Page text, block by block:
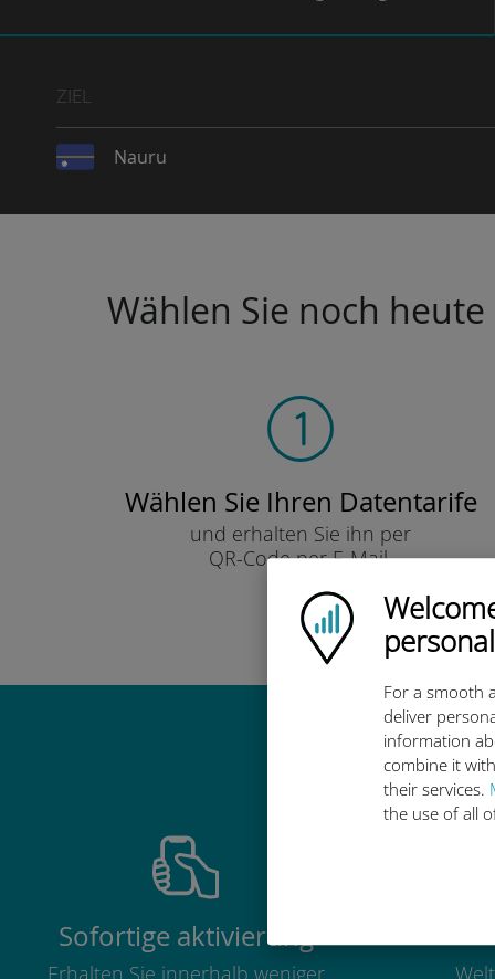
Ubigi logo
For a smooth
deliver
information
combine it
their services.
the use of all
ZIEL
Nauru
Wählen Sie noch
Wählen Sie Ihren Datentarife
und erhalten Sie ihn per
QR-Code per E-Mail.
Warum
Sofortige aktivierung
Erhalten Sie innerhalb weniger